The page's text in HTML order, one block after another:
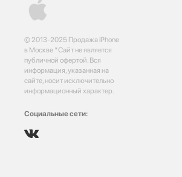
© 2013-2025 Продажа iPhone
в Москве *Сайт не является
публичной офертой. Вся
информация, указанная на
сайте, носит исключительно
информационный характер.
Социальные сети: